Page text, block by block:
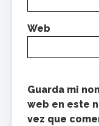
Web
Guarda mi
web en este
vez que